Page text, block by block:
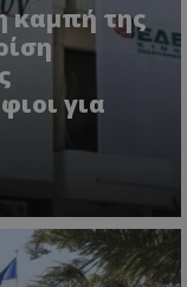
καμπή της
για